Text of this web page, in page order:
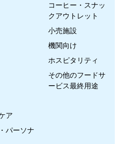
コーヒー・スナッ
クアウトレット
小売施設
機関向け
ホスピタリティ
その他のフードサ
ービス最終用途
ア
パーソナ